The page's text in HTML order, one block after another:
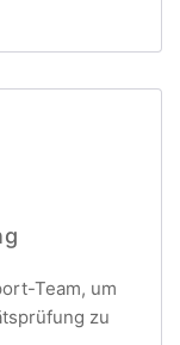
Team, um
zu